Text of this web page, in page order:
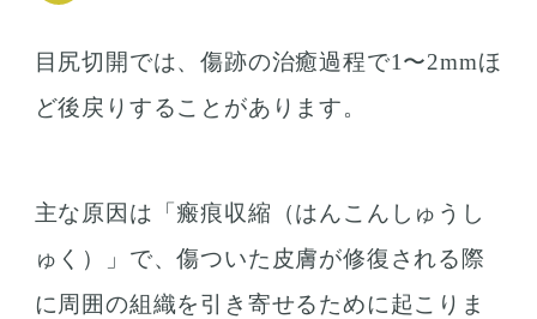
目尻切開では、傷跡の治癒過程で1〜2mmほ
ど後戻りすることがあります。
主な原因は「瘢痕収縮（はんこんしゅうし
ゅく）」で、傷ついた皮膚が修復される際
に周囲の組織を引き寄せるために起こりま